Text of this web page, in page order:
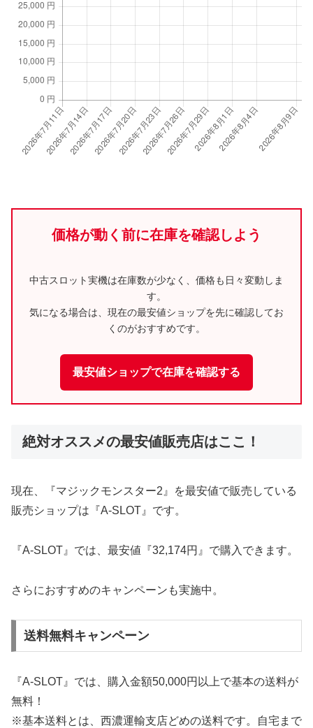
価格が動く前に在庫を確認しよう
中古スロット実機は在庫数が少なく、価格も日々変動しま
す。
気になる場合は、現在の最安値ショップを先に確認してお
くのがおすすめです。
最安値ショップで在庫を確認する
絶対オススメの最安値販売店はここ！
現在、『マジックモンスター2』を最安値で販売している
販売ショップは『A-SLOT』です。
『A-SLOT』では、最安値『32,174円』で購入できます。
さらにおすすめのキャンペーンも実施中。
送料無料キャンペーン
『A-SLOT』では、購入金額50,000円以上で基本の送料が
無料！
※基本送料とは、西濃運輸支店どめの送料です。自宅まで